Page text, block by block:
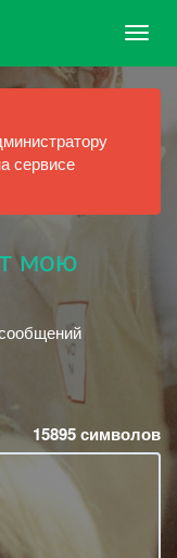
сервисе
мою
15895символов